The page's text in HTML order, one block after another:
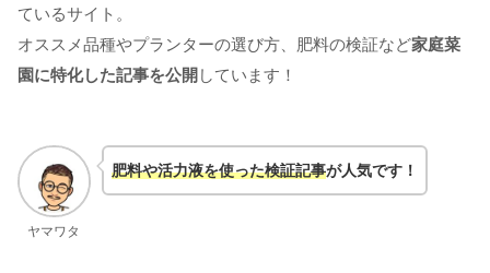
ているサイト。
オススメ品種やプランターの選び方、肥料の検証など家庭菜
園に特化した記事を公開 しています！
ヤマワタ
肥料や活力液を使った検証記事が人気です！